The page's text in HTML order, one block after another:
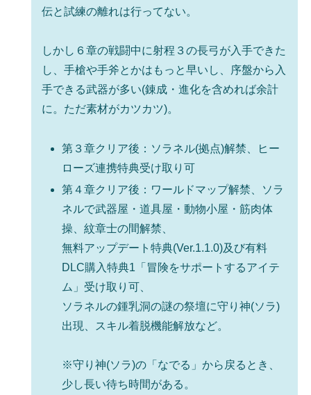
伝と試練の離れは行ってない。
しかし６章の戦闘中に射程３の長弓が入手できた
し、手槍や手斧とかはもっと早いし、序盤から入
手できる武器が多い(錬成・進化を含めれば余計
に。ただ素材がカツカツ)。
第３章クリア後：ソラネル(拠点)解禁、ヒー
ローズ連携特典受け取り可
第４章クリア後：ワールドマップ解禁、ソラ
ネルで武器屋・道具屋・動物小屋・筋肉体
操、紋章士の間解禁、
無料アップデート特典(Ver.1.1.0)及び有料
DLC購入特典1「冒険をサポートするアイテ
ム」受け取り可、
ソラネルの鍾乳洞の謎の祭壇に守り神(ソラ)
出現、スキル着脱機能解放など。
※守り神(ソラ)の「なでる」から戻るとき、
少し長い待ち時間がある。